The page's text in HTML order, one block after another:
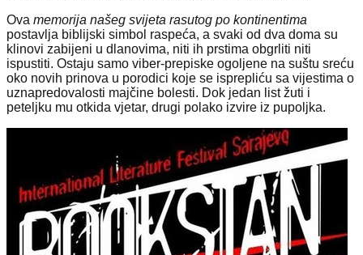
Ova memorija našeg svijeta rasutog po kontinentima
postavlja biblijski simbol raspeća, a svaki od dva doma su
klinovi zabijeni u dlanovima, niti ih prstima obgrliti niti
ispustiti. Ostaju samo viber-prepiske ogoljene na suštu sreću
oko novih prinova u porodici koje se isprepliću sa vijestima o
uznapredovalosti majčine bolesti. Dok jedan list žuti i
peteljku mu otkida vjetar, drugi polako izvire iz pupoljka.